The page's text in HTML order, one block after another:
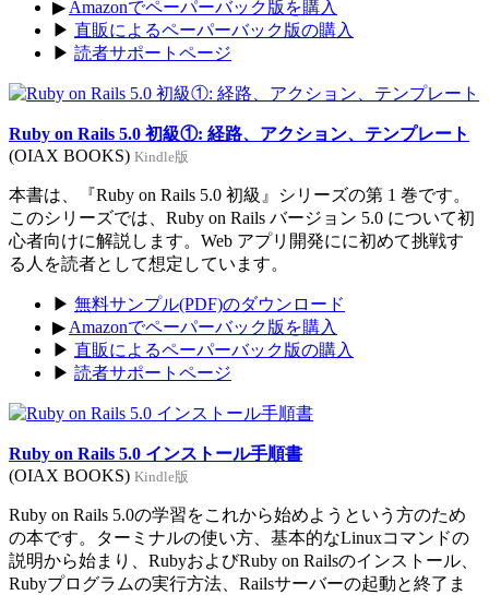
▶ Amazonでペーパーバック版を購入
▶ 直販によるペーパーバック版の購入
▶ 読者サポートページ
Ruby on Rails 5.0 初級①: 経路、アクション、テンプレート
(OIAX BOOKS) Kindle版
本書は、『Ruby on Rails 5.0 初級』シリーズの第 1 巻です。
このシリーズでは、Ruby on Rails バージョン 5.0 について初
心者向けに解説します。Web アプリ開発にに初めて挑戦す
る人を読者として想定しています。
▶ 無料サンプル(PDF)のダウンロード
▶ Amazonでペーパーバック版を購入
▶ 直販によるペーパーバック版の購入
▶ 読者サポートページ
Ruby on Rails 5.0 インストール手順書
(OIAX BOOKS) Kindle版
Ruby on Rails 5.0の学習をこれから始めようという方のため
の本です。ターミナルの使い方、基本的なLinuxコマンドの
説明から始まり、RubyおよびRuby on Railsのインストール、
Rubyプログラムの実行方法、Railsサーバーの起動と終了ま